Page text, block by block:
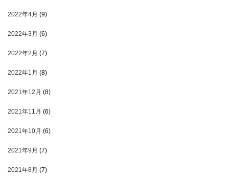
2022年4月 (9)
2022年3月 (6)
2022年2月 (7)
2022年1月 (8)
2021年12月 (8)
2021年11月 (6)
2021年10月 (6)
2021年9月 (7)
2021年8月 (7)